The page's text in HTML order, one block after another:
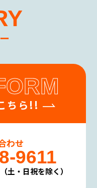
ちら!!
わせ
9611
土・日祝を除く）